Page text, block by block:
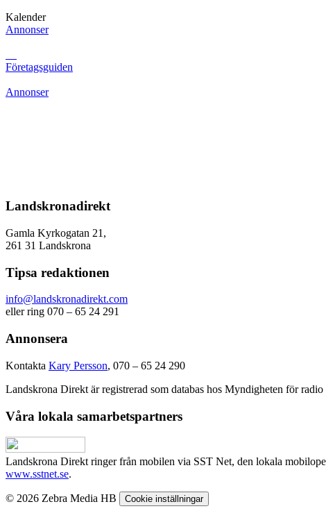
Kalender
Annonser
Företagsguiden
Annonser
Landskronadirekt
Gamla Kyrkogatan 21,
261 31 Landskrona
Tipsa redaktionen
info@landskronadirekt.com
eller ring 070 – 65 24 291
Annonsera
Kontakta Kary Persson, 070 – 65 24 290
Landskrona Direkt är registrerad som databas hos Myndigheten för radio
Våra lokala samarbetspartners
Landskrona Direkt ringer från mobilen via SST Net, den lokala
www.sstnet.se.
© 2026 Zebra Media HB Cookie inställningar